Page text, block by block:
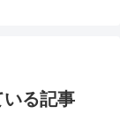
いる記事